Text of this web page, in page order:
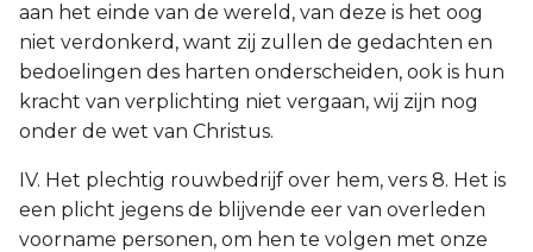
aan het einde van de wereld, van deze is het oog
niet verdonkerd, want zij zullen de gedachten en
bedoelingen des harten onderscheiden, ook is hun
kracht van verplichting niet vergaan, wij zijn nog
onder de wet van Christus.
IV. Het plechtig rouwbedrijf over hem, vers 8. Het is
een plicht jegens de blijvende eer van overleden
voorname personen, om hen te volgen met onze